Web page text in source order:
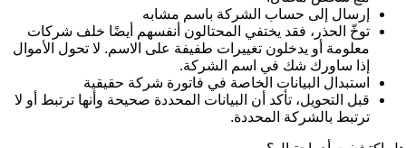
إرسال إلى حساب الشركة باسم مشابه
توخّ الحذر، فقد يختفي المحتالون أنفسهم أيضًا خلف شركات
معلومة أو يدخلون تغييرات طفيفة على الاسم. لا تحول الأموال
إذا ساورك شك في اسم الشركة.
استبدال البيانات الخاصة في فاتورة شركة حقيقية
قبل التحويل، تأكد أن البيانات المحددة صحيحة وأنها ترتبط أو لا
ترتبط بالشركة المحددة.